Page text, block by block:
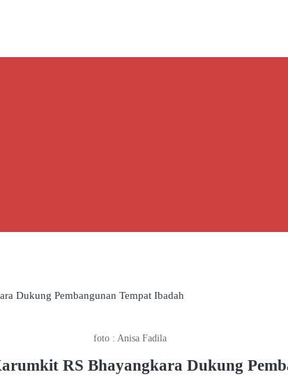
Dukung Pembangunan Tempat Ibadah
foto : Anisa Fadila
RS Bhayangkara Dukung